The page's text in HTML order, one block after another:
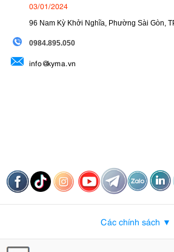
03/01/2024
96 Nam Kỳ Khởi Nghĩa, Phường Sài Gòn,
0984.895.050
info@kyma.vn
Các chính sách ▼